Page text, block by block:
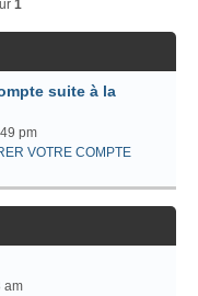
1
suite à la
pm
VOTRE COMPTE
am